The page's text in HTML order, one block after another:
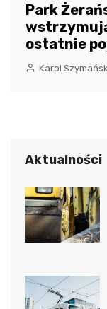
Park
ostatnie
Karol
Aktualności